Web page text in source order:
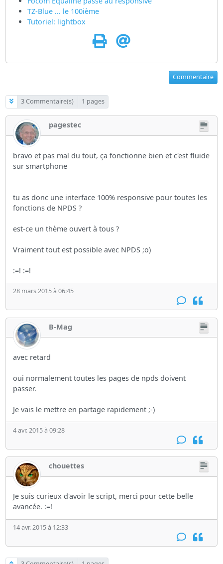
TZ-Blue ... le 100ième
Tutoriel: lightbox
Commentaire
3 Commentaire(s) 1 pages
pagestec
bravo et pas mal du tout, ça fonctionne bien et c'est fluide
sur smartphone
tu as donc une interface 100% responsive pour toutes les
fonctions de NPDS ?
est-ce un thème ouvert à tous ?
Vraiment tout est possible avec NPDS ;o)
:=! :=!
28 mars 2015 à 06:45
B-Mag
avec retard
oui normalement toutes les pages de npds doivent
passer.
Je vais le mettre en partage rapidement ;-)
4 avr. 2015 à 09:28
chouettes
Je suis curieux d'avoir le script, merci pour cette belle
avancée. :=!
14 avr. 2015 à 12:33